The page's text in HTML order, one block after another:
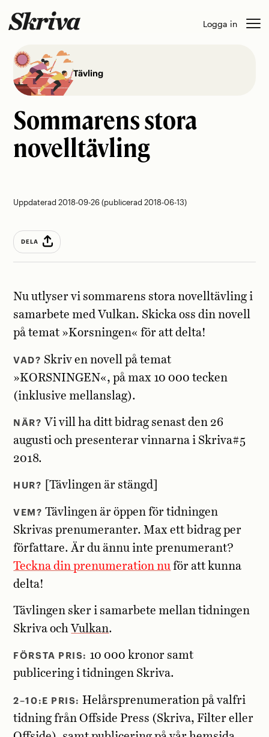
to
Logga in
Sommarens stora
novelltävling
Tävling
Uppdaterad 2018-09-26 (publicerad 2018-06-13)
DELA
Nu utlyser vi sommarens stora novelltävling i
samarbete med Vulkan. Skicka oss din novell
på temat »Korsningen« för att delta!
VAD? Skriv en novell på temat
»KORSNINGEN«, på max 10 000 tecken
(inklusive mellanslag).
NÄR? Vi vill ha ditt bidrag senast den 26
augusti och presenterar vinnarna i Skriva#5
2018.
HUR? [Tävlingen är stängd]
VEM? Tävlingen är öppen för tidningen
Skrivas prenumeranter. Max ett bidrag per
författare. Är du ännu inte prenumerant?
Teckna din prenumeration nu för att kunna
delta!
Tävlingen sker i samarbete mellan tidningen
Skriva och Vulkan.
FÖRSTA PRIS: 10 000 kronor samt
publicering i tidningen Skriva.
2–10:E PRIS: Helårsprenumeration på valfri
tidning från Offside Press (Skriva, Filter eller